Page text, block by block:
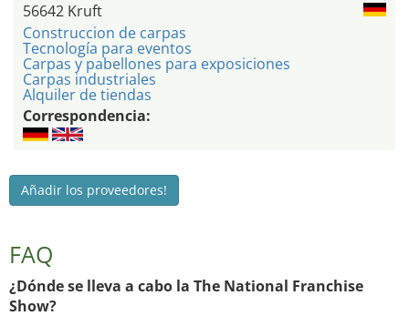
56642 Kruft
Construccion de carpas
Tecnología para eventos
Carpas y pabellones para exposiciones
Carpas industriales
Alquiler de tiendas
Correspondencia:
Añadir los proveedores!
FAQ
¿Dónde se lleva a cabo la The National Franchise
Show?